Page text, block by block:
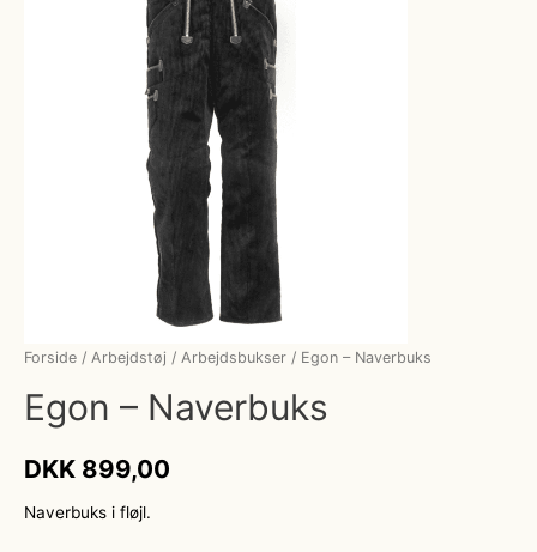
Forside / Arbejdstøj / Arbejdsbukser / Egon – Naverbuks
Egon – Naverbuks
DKK 899,00
Naverbuks i fløjl.